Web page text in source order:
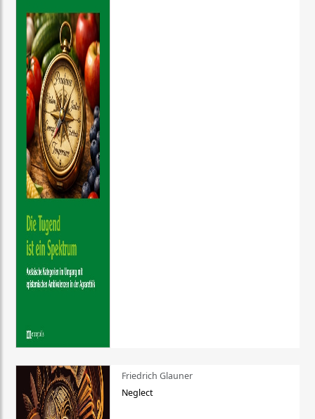
Friedrich Glauner
Neglect